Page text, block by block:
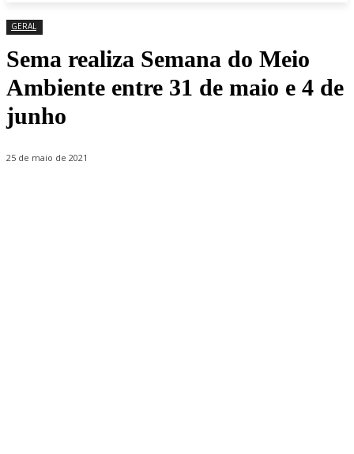
GERAL
Sema realiza Semana do Meio
Ambiente entre 31 de maio e 4 de
junho
25 de maio de 2021